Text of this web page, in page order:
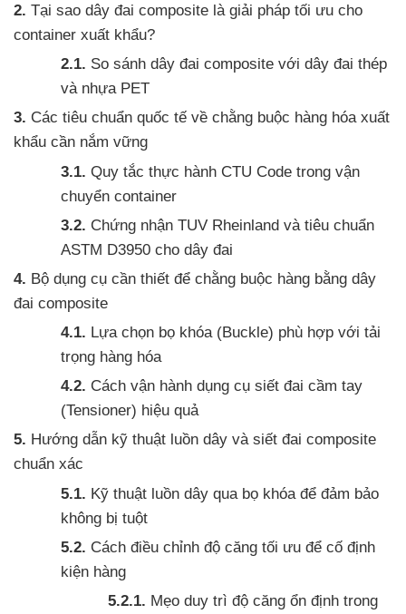
Tại sao dây đai composite là giải pháp tối ưu cho
container xuất khẩu?
So sánh dây đai composite với dây đai thép
và nhựa PET
Các tiêu chuẩn quốc tế về chằng buộc hàng hóa xuất
khẩu cần nắm vững
Quy tắc thực hành CTU Code trong vận
chuyển container
Chứng nhận TUV Rheinland và tiêu chuẩn
ASTM D3950 cho dây đai
Bộ dụng cụ cần thiết để chằng buộc hàng bằng dây
đai composite
Lựa chọn bọ khóa (Buckle) phù hợp với tải
trọng hàng hóa
Cách vận hành dụng cụ siết đai cầm tay
(Tensioner) hiệu quả
Hướng dẫn kỹ thuật luồn dây và siết đai composite
chuẩn xác
Kỹ thuật luồn dây qua bọ khóa để đảm bảo
không bị tuột
Cách điều chỉnh độ căng tối ưu để cố định
kiện hàng
Mẹo duy trì độ căng ổn định trong